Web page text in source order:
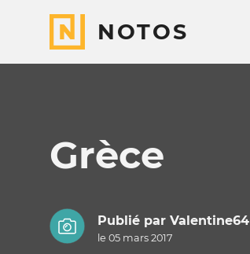
NOTOS
Grèce
Publié par Valentine64
le 05 mars 2017